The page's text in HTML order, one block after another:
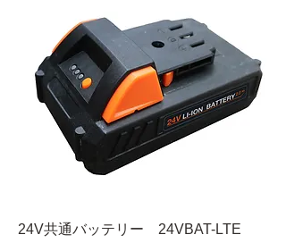
24V共通バッテリー 24VBAT-LTE